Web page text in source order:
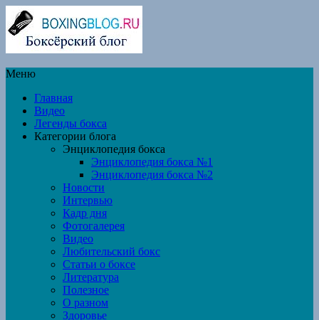
Меню
Главная
Видео
Легенды бокса
Категории блога
Энциклопедия бокса
Энциклопедия бокса №1
Энциклопедия бокса №2
Новости
Интервью
Кадр дня
Фотогалерея
Видео
Любительский бокс
Статьи о боксе
Литература
Полезное
О разном
Здоровье